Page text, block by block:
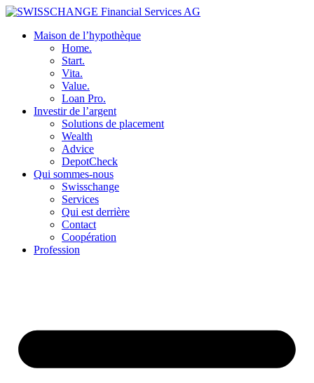
Maison de l’hypothèque
Home.
Start.
Vita.
Value.
Loan Pro.
Investir de l’argent
Solutions de placement
Wealth
Advice
DepotCheck
Qui sommes-nous
Swisschange
Services
Qui est derrière
Contact
Coopération
Profession